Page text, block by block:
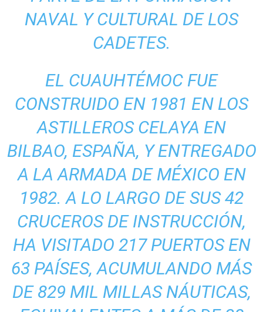
NAVAL Y CULTURAL DE LOS
CADETES.
EL CUAUHTÉMOC FUE
CONSTRUIDO EN 1981 EN LOS
ASTILLEROS CELAYA EN
BILBAO, ESPAÑA, Y ENTREGADO
A LA ARMADA DE MÉXICO EN
1982. A LO LARGO DE SUS 42
CRUCEROS DE INSTRUCCIÓN,
HA VISITADO 217 PUERTOS EN
63 PAÍSES, ACUMULANDO MÁS
DE 829 MIL MILLAS NÁUTICAS,